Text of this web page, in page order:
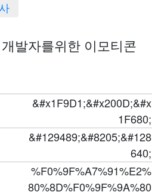
발자를위한 이모티콘
&#x1F9D1;&#x200D;&#x
1F680;
&#129489;&#8205;&#128
640;
%F0%9F%A7%91%E2%
80%8D%F0%9F%9A%80